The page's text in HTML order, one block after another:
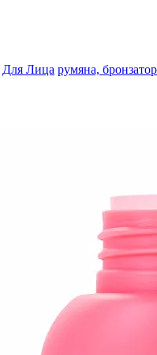
Для Лица румяна,